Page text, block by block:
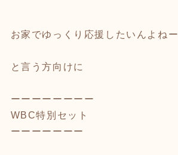
お家でゆっくり応援したいんよねー
と言う方向けに
ーーーーーーーー
WBC特別セット
ーーーーーーー